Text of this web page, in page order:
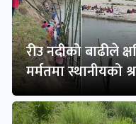
रीउ नदीको बाढीले
मर्मतमा स्थानीयको